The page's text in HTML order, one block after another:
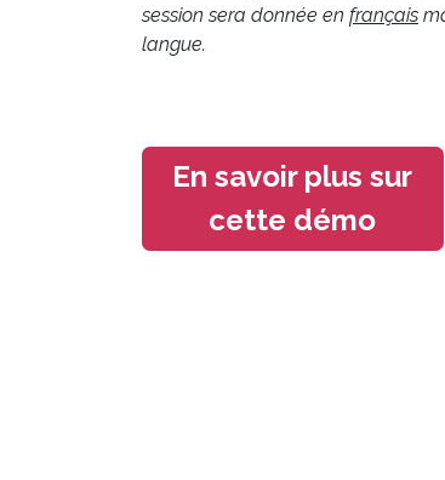
session sera donnée en français
langue.
En savoir plus sur
cette démo